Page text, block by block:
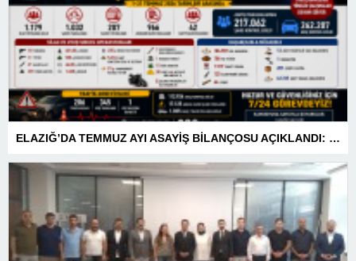
ELAZIĞ’DA TEMMUZ AYI ASAYİŞ BİLANÇOSU AÇIKLANDI: 1 AYDA 1.032 ŞAHIS YAKALANDI, 207 TUTUKLAMA